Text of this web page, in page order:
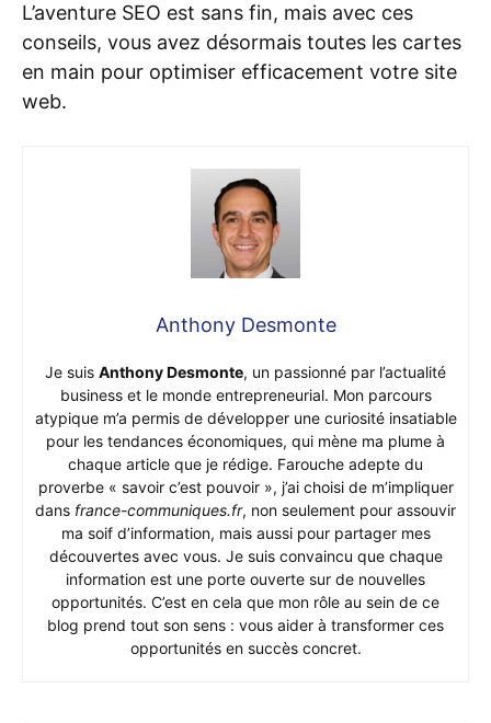
L’aventure SEO est sans fin, mais avec ces
conseils, vous avez désormais toutes les cartes
en main pour optimiser efficacement votre site
web.
Anthony Desmonte
Je suis Anthony Desmonte, un passionné par l’actualité
business et le monde entrepreneurial. Mon parcours
atypique m’a permis de développer une curiosité insatiable
pour les tendances économiques, qui mène ma plume à
chaque article que je rédige. Farouche adepte du
proverbe « savoir c’est pouvoir », j’ai choisi de m’impliquer
dans france-communiques.fr, non seulement pour assouvir
ma soif d’information, mais aussi pour partager mes
découvertes avec vous. Je suis convaincu que chaque
information est une porte ouverte sur de nouvelles
opportunités. C’est en cela que mon rôle au sein de ce
blog prend tout son sens : vous aider à transformer ces
opportunités en succès concret.